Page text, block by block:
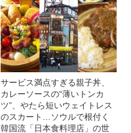
サービス満点すぎる親子丼、
カレーソースの“薄いトンカ
ツ”、やたら短いウェイトレス
のスカート…ソウルで根付く
韓国流「日本食料理店」の世